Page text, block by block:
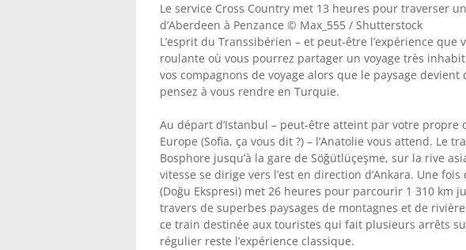
Le service Cross Country met 13 heures pour traverser
d’Aberdeen à Penzance © Max_555 / Shutterstock
L’esprit du Transsibérien – et peut-être l’expérience que
roulante où vous pourrez partager un voyage très
vos compagnons de voyage alors que le paysage
pensez à vous rendre en Turquie.
Au départ d’Istanbul – peut-être atteint par votre propre
Europe (Sofia, ça vous dit ?) – l’Anatolie vous attend. Le
Bosphore jusqu’à la gare de Söğütlüçeşme, sur la rive
vitesse se dirige vers l’est en direction d’Ankara. Une
(Doğu Ekspresi) met 26 heures pour parcourir 1 310 km
travers de superbes paysages de montagnes et de
ce train destinée aux touristes qui fait plusieurs arrêts
régulier reste l’expérience classique.